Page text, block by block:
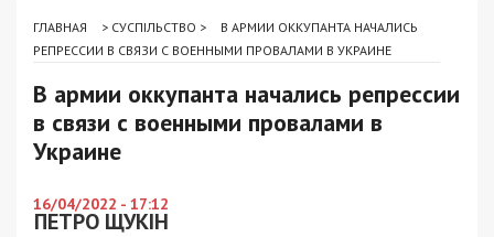
ГЛАВНАЯ > СУСПІЛЬСТВО >
В АРМИИ ОККУПАНТА НАЧАЛИСЬ
РЕПРЕССИИ В СВЯЗИ С ВОЕННЫМИ ПРОВАЛАМИ В УКРАИНЕ
В армии оккупанта начались репрессии
в связи с военными провалами в
Украине
16/04/2022 - 17:12
ПЕТРО ЩУКІН